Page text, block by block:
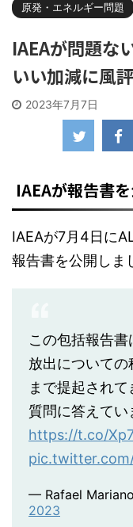
原発・エネルギー問題
IAEAが問題な
いい加減に風
2023年7月7日
IAEAが報告書
IAEAが7月4日に
報告書を公開しま
この包括報告
放出について
まで提起され
質問に答えてい
https://t.co/
— Rafael
2023